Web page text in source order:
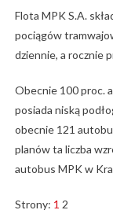
Flota MPK S.A.
pociągów
dziennie, a rocznie
Obecnie 100 proc.
posiada niską
obecnie 121
planów ta liczba
autobus MPK w
Strony: 1 2